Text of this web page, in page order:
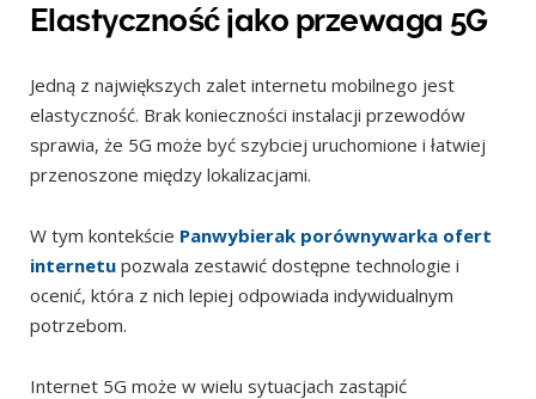
Elastyczność jako przewaga 5G
Jedną z największych zalet internetu mobilnego jest
elastyczność. Brak konieczności instalacji przewodów
sprawia, że 5G może być szybciej uruchomione i łatwiej
przenoszone między lokalizacjami.
W tym kontekście Panwybierak porównywarka ofert
internetu pozwala zestawić dostępne technologie i
ocenić, która z nich lepiej odpowiada indywidualnym
potrzebom.
Internet 5G może w wielu sytuacjach zastąpić